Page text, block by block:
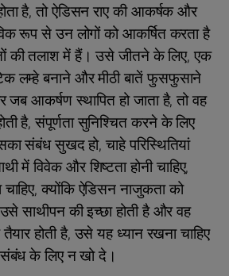
है, तो ऐडिसन राए की आकर्षक और
रूप से उन लोगों को आकर्षित करता है
की तलाश में हैं। उसे जीतने के लिए, एक
लम्हे बनाने और मीठी बातें फुसफुसाने
आकर्षण स्थापित हो जाता है, तो वह
है, संपूर्णता सुनिश्चित करने के लिए
संबंध सुखद हो, चाहे परिस्थितियां
में विवेक और शिष्टता होनी चाहिए,
क्योंकि ऐडिसन नाजुकता को
साथीपन की इच्छा होती है और वह
होती है, उसे यह ध्यान रखना चाहिए
के लिए न खो दे।